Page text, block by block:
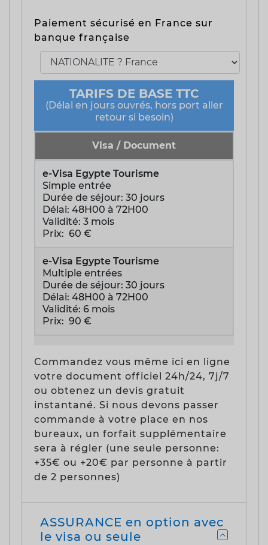
Paiement sécurisé en France sur
banque française
TARIFS DE BASE TTC
(Délai en jours ouvrés, hors port aller
retour si besoin)
Visa / Document
e-Visa Egypte Tourisme
Simple entrée
Durée de séjour: 30 jours
Délai: 48H00 à 72H00
Validité: 3 mois
Prix: 60 €
e-Visa Egypte Tourisme
Multiple entrées
Durée de séjour: 30 jours
Délai: 48H00 à 72H00
Validité: 6 mois
Prix: 90 €
Commandez vous même ici en ligne
votre document officiel 24h/24, 7j/7
ou obtenez un devis gratuit
instantané. Si nous devons passer
commande à votre place en nos
bureaux, un forfait supplémentaire
sera à régler (une seule personne:
+35€ ou +20€ par personne à partir
de 2 personnes)
ASSURANCE en option avec
le visa ou seule